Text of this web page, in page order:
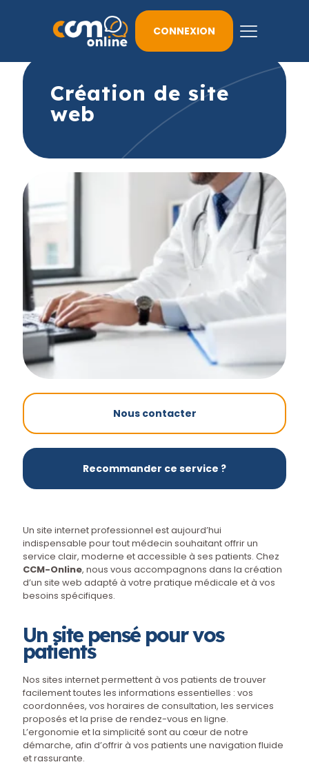
CONNEXION
Création de site
web
Nous contacter
Recommander ce service ?
Un site internet professionnel est aujourd’hui
indispensable pour tout médecin souhaitant offrir un
service clair, moderne et accessible à ses patients. Chez
CCM-Online, nous vous accompagnons dans la création
d’un site web adapté à votre pratique médicale et à vos
besoins spécifiques.
Un site pensé pour vos
patients
Nos sites internet permettent à vos patients de trouver
facilement toutes les informations essentielles : vos
coordonnées, vos horaires de consultation, les services
proposés et la prise de rendez-vous en ligne.
L’ergonomie et la simplicité sont au cœur de notre
démarche, afin d’offrir à vos patients une navigation fluide
et rassurante.